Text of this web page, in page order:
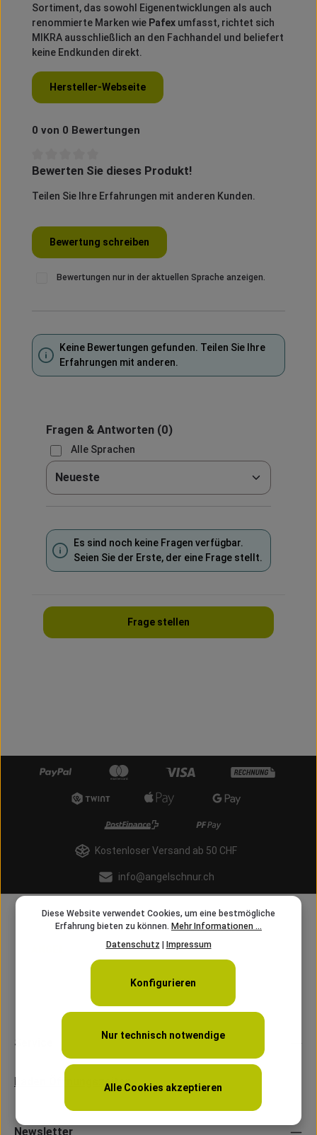
Sortiment, das sowohl Eigenentwicklungen als auch
renommierte Marken wie Pafexumfasst, richtet sich
MIKRA ausschließlich an den Fachhandel und beliefert
keine Endkunden direkt.
Hersteller-Webseite
0 von 0 Bewertungen
Durchschnittliche Bewertung von 0 von 5 Sternen
Bewerten Sie dieses Produkt!
Teilen Sie Ihre Erfahrungen mit anderen Kunden.
Bewertung schreiben
Bewertungen nur in der aktuellen Sprache anzeigen.
Keine Bewertungen gefunden. Teilen Sie Ihre
Erfahrungen mit anderen.
Fragen & Antworten(0)
Alle Sprachen
Sortieren nach
Es sind noch keine Fragen verfügbar.
Seien Sie der Erste, der eine Frage stellt.
Frage stellen
Kostenloser Versand ab 50 CHF
info@angelschnur.ch
Service
Laden Öffnungszeiten
Newsletter
Diese Website verwendet Cookies, um eine bestmögliche
Erfahrung bieten zu können. Mehr Informationen ...
Datenschutz
Impressum
Nur technisch notwendige
Konfigurieren
Alle Cookies akzeptieren